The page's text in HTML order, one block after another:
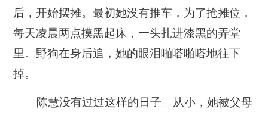
后，开始摆摊。最初她没有推车，为了抢摊位，
每天凌晨两点摸黑起床，一头扎进漆黑的弄堂
里。 野狗在身后追，她的眼泪啪嗒啪嗒地往下
掉。
陈慧没有过过这样的日子。从小，她被父母